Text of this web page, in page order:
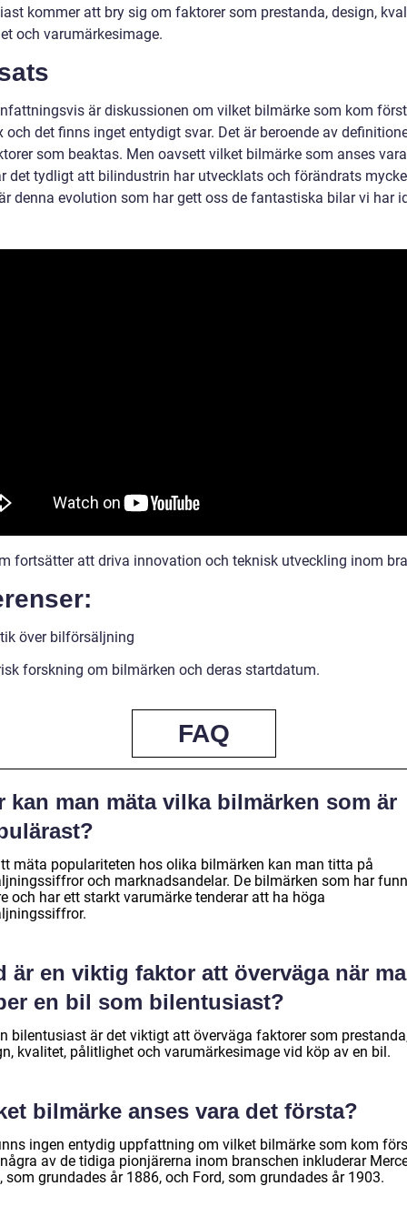
kommer att bry sig om faktorer som prestanda, design,
och varumärkesimage.
är diskussionen om vilket bilmärke som kom först
och det finns inget entydigt svar. Det är beroende av
som beaktas. Men oavsett vilket bilmärke som anses
det tydligt att bilindustrin har utvecklats och förändrats
denna evolution som har gett oss de fantastiska bilar vi har
fortsätter att driva innovation och teknisk utveckling inom
över bilförsäljning
forskning om bilmärken och deras startdatum.
FAQ
kan man mäta vilka bilmärken som är
mäta populariteten hos olika bilmärken kan man titta på
och marknadsandelar. De bilmärken som har
och har ett starkt varumärke tenderar att ha höga
är en viktig faktor att överväga när
en bil som bilentusiast?
bilentusiast är det viktigt att överväga faktorer som
kvalitet, pålitlighet och varumärkesimage vid köp av en bil.
bilmärke anses vara det första?
ingen entydig uppfattning om vilket bilmärke som kom
av de tidiga pionjärerna inom branschen inkluderar
som grundades år 1886, och Ford, som grundades år 1903.